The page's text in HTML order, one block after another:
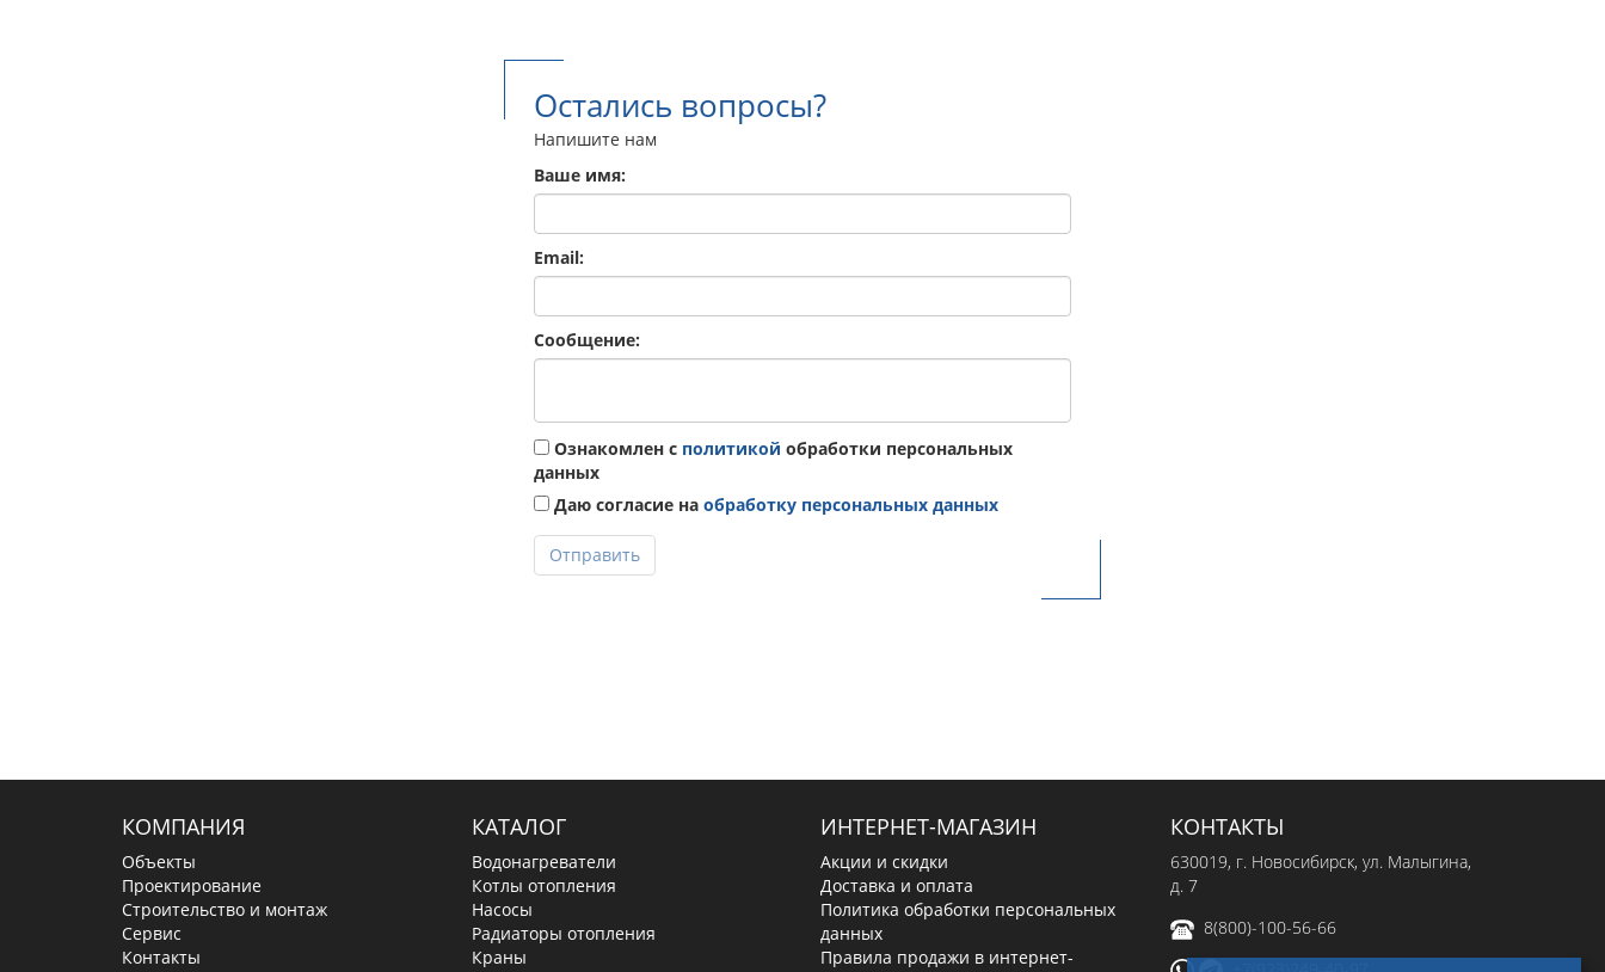
Остались вопросы?
Напишите нам
Ваше имя:
Email:
Сообщение:
Ознакомлен с политикой обработки персональных
данных
Даю согласие на обработку персональных данных
Отправить
КОМПАНИЯ
Объекты
Проектирование
Строительство и монтаж
Сервис
Контакты
КАТАЛОГ
Водонагреватели
Котлы отопления
Насосы
Радиаторы отопления
Краны
ИНТЕРНЕТ-МАГАЗИН
Акции и скидки
Доставка и оплата
Политика обработки персональных
данных
Правила продажи в интернет-
КОНТАКТЫ
630019, г. Новосибирск, ул. Малыгина,
д. 7
8(800)-100-56-66